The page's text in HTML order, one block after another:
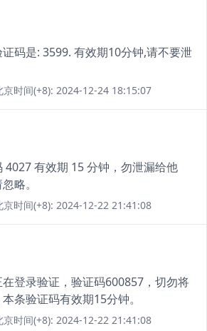
证码是: 3599. 有效期10分钟,请不要泄
时间(+8): 2024-12-24 18:15:07
4027 有效期 15 分钟，勿泄漏给他
略。
时间(+8): 2024-12-22 21:41:08
在登录验证，验证码600857，切勿将
条验证码有效期15分钟。
时间(+8): 2024-12-22 21:41:08